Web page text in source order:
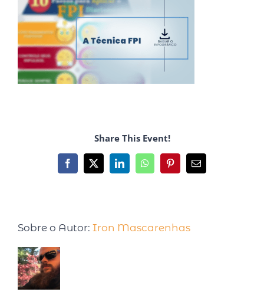
Share This Event!
Sobre o Autor: Iron Mascarenhas